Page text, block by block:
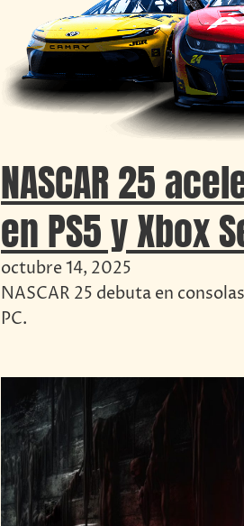
NASCAR 25
en PS5 y Xbox
octubre 14, 2025
NASCAR 25 debuta en
PC.